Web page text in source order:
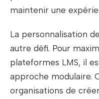
maintenir une
La personnalisation
autre défi. Pour
plateformes LMS, il
approche modulaire.
organisations de